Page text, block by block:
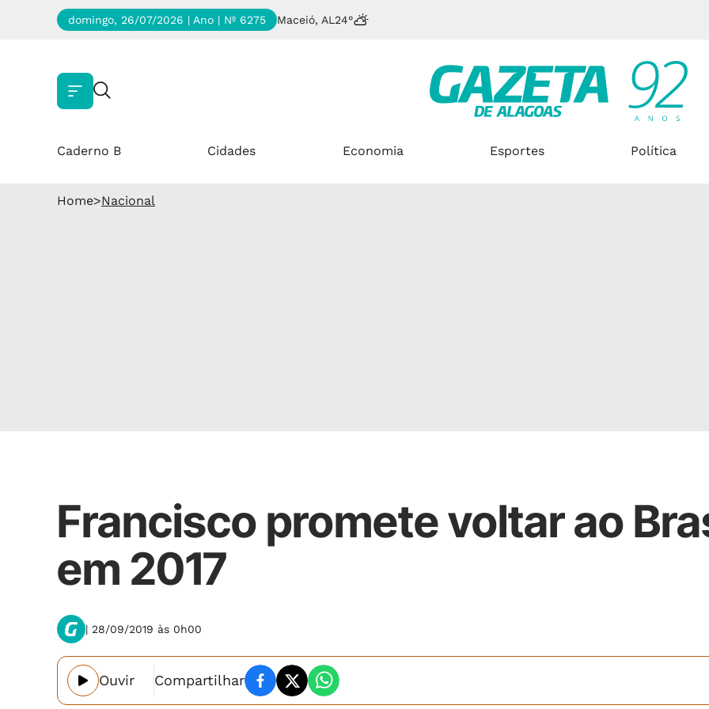
domingo, 26/07/2026 | Ano | Nº 6275 Maceió, AL 24°
Caderno B Cidades Economia Esportes Política
Home>Nacional
Francisco promete voltar ao
em 2017
| 28/09/2019 às 0h00
Ouvir Compartilhar